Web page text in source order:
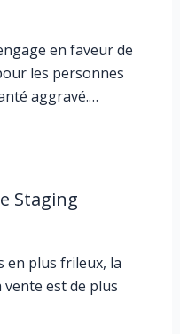
en faveur de
les personnes
aggravé.…
Staging
en plus frileux, la
vente est de plus